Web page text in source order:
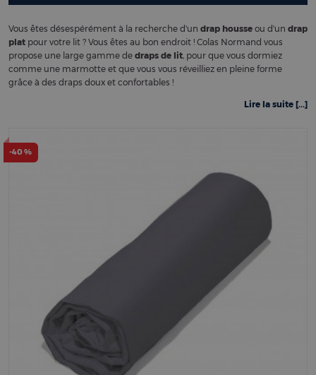
Vous êtes désespérément à la recherche d'un drap housse ou d'un drap
plat pour votre lit ? Vous êtes au bon endroit ! Colas Normand vous
propose une large gamme de draps de lit, pour que vous dormiez
comme une marmotte et que vous vous réveilliez en pleine forme
grâce à des draps doux et confortables !
Lire la suite [...]
-40 %